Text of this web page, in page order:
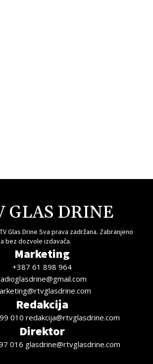
GLAS DRINE
Glas Drine Sva prava zadržana. Zabranjeno
bez dozvole izdavača.
Marketing
+387 61 898 964
Redakcija
010 redakcija@rtvglasdrine.com
Direktor
016 glasdrine@rtvglasdrine.com